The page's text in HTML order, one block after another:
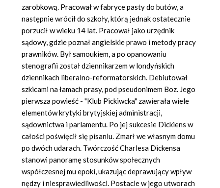
zarobkową. Pracował w fabryce pasty do butów, a
następnie wrócił do szkoły, którą jednak ostatecznie
porzucił w wieku 14 lat. Pracował jako urzędnik
sądowy, gdzie poznał angielskie prawo i metody pracy
prawników. Był samoukiem, a po opanowaniu
stenografii został dziennikarzem w londyńskich
dziennikach liberalno-reformatorskich. Debiutował
szkicami na łamach prasy, pod pseudonimem Boz. Jego
pierwsza powieść - "Klub Pickiwcka" zawierała wiele
elementów krytyki brytyjskiej administracji,
sądownictwa i parlamentu. Po jej sukcesie Dickiens w
całości poświęcił się pisaniu. Zmarł we własnym domu
po dwóch udarach. Twórczość Charlesa Dickensa
stanowi panoramę stosunków społecznych
współczesnej mu epoki, ukazując deprawujący wpływ
nędzy i niesprawiedliwości. Postacie w jego utworach